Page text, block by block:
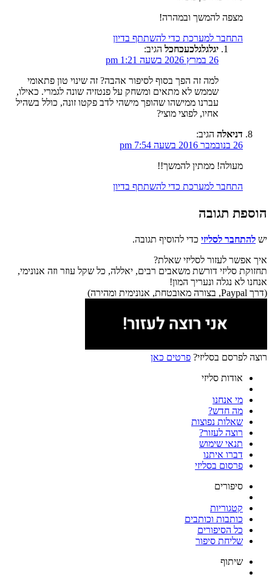
מצפה להמשך ובמהרה!
התחבר למערכת כדי להשתתף בדיון
יגלגלגלכעכחכל הגיב:
26 במרץ 2026 בשעה 1:21 pm
למה זה הפך בסוף לסיפור אהבה? זה שינוי טון פתאומי
שממש לא מתאים ומשחק על פנטזיה שונה לגמרי. כאילו,
עברנו ממישהו שהופך מישהי לדב פקטו זונה, כולל בשהיל
אחיו, לפוצי מוצי?
דניאלה הגיב:
26 בנובמבר 2016 בשעה 7:54 pm
מעולה! ממתין להמשך!!
התחבר למערכת כדי להשתתף בדיון
הוספת תגובה
יש להתחבר לסליזי כדי להוסיף תגובה.
איך אפשר לעזור לסליזי שאלת?
תחזוקת סליזי דורשת משאבים רבים, יאללה, כל שקל עוזר וזה אנונימי,
אנחנו לא נגלה ונעריך המון!
(דרך Paypal, בצורה מאובטחת, אנונימית ומהירה)
רוצה לפרסם בסליזי? פרטים כאן
אודות סליזי
מי אנחנו
מה חדש?
שאלות נפוצות
רוצה לעזור?
תנאי שימוש
דברו איתנו
פרסום בסליזי
סיפורים
קטגוריות
כותבות וכותבים
כל הסיפורים
שליחת סיפור
שיתוף